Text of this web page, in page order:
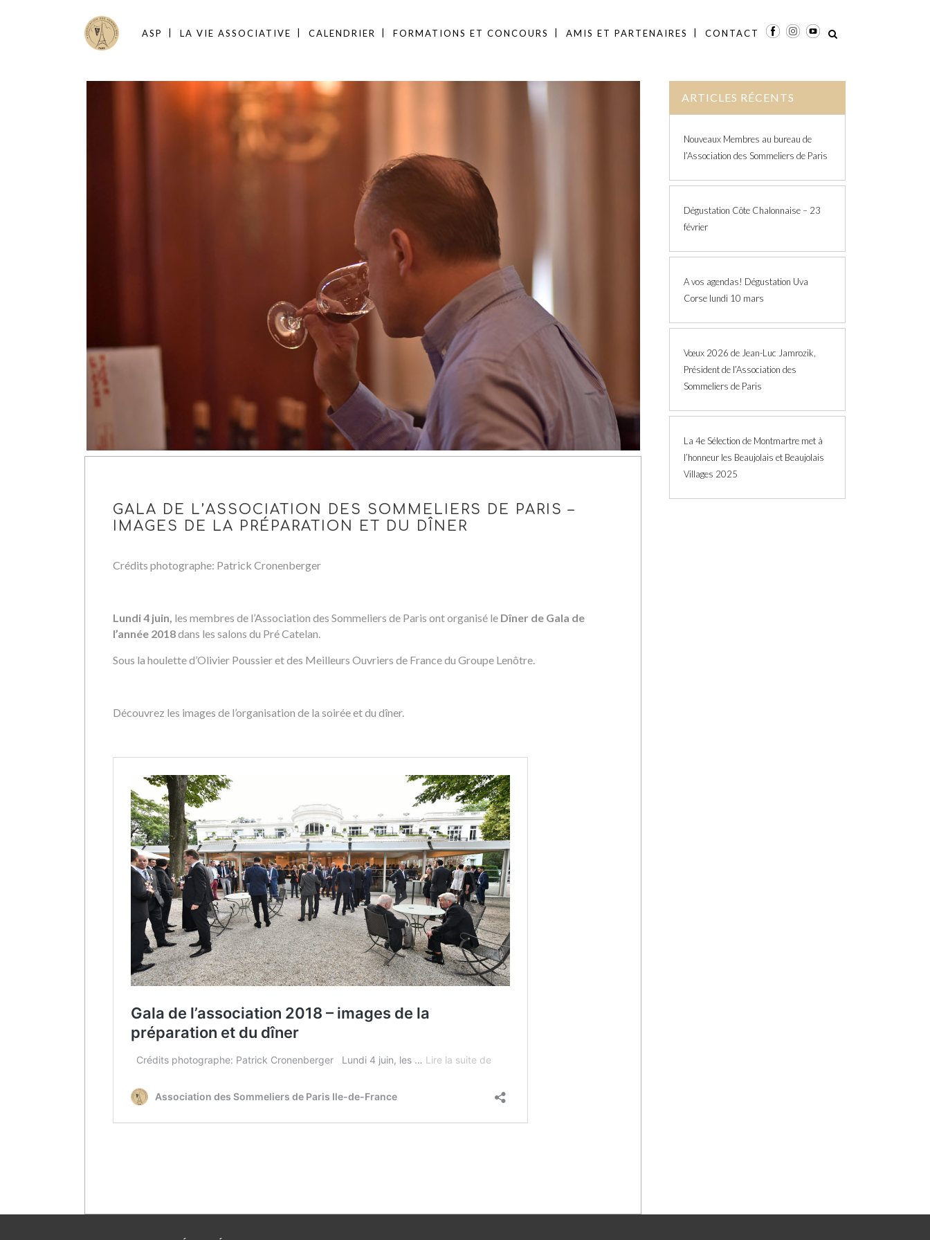
ASP LA VIE ASSOCIATIVE CALENDRIER FORMATIONS ET CONCOURS AMIS ET PARTENAIRES CONTACT
GALA DE L’ASSOCIATION DES SOMMELIERS DE PARIS –
IMAGES DE LA PRÉPARATION ET DU DÎNER
Crédits photographe: Patrick Cronenberger
Lundi 4 juin, les membres de l’Association des Sommeliers de Paris ont organisé le Dîner de Gala de
l’année 2018dans les salons du Pré Catelan.
Sous la houlette d’Olivier Poussier et des Meilleurs Ouvriers de France du Groupe Lenôtre.
Découvrez les images de l’organisation de la soirée et du dîner.
ARTICLES RÉCENTS
Nouveaux Membres au bureau de
l’Association des Sommeliers de Paris
Dégustation Côte Chalonnaise – 23
février
A vos agendas! Dégustation Uva
Corse lundi 10 mars
Vœux 2026 de Jean-Luc Jamrozik,
Président de l’Association des
Sommeliers de Paris
La 4e Sélection de Montmartre met à
l’honneur les Beaujolais et Beaujolais
Villages 2025